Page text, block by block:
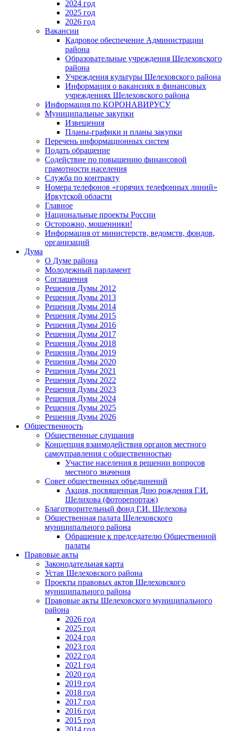
2024 год
2025 год
2026 год
Вакансии
Кадровое обеспечение Администрации
района
Образовательные учреждения Шелеховского
района
Учреждения культуры Шелеховского района
Информация о вакансиях в финансовых
учреждениях Шелеховского района
Информация по КОРОНАВИРУСУ
Муниципальные закупки
Извещения
Планы-графики и планы закупки
Перечень информационных систем
Подать обращение
Содействие по повышению финансовой
грамотности населения
Служба по контракту
Номера телефонов «горячих телефонных линий»
Иркутской области
Главное
Национальные проекты России
Осторожно, мошенники!
Информация от министерств, ведомств, фондов,
организаций
Дума
О Думе района
Молодежный парламент
Соглашения
Решения Думы 2012
Решения Думы 2013
Решения Думы 2014
Решения Думы 2015
Решения Думы 2016
Решения Думы 2017
Решения Думы 2018
Решения Думы 2019
Решения Думы 2020
Решения Думы 2021
Решения Думы 2022
Решения Думы 2023
Решения Думы 2024
Решения Думы 2025
Решения Думы 2026
Общественность
Общественные слушания
Концепция взаимодействия органов местного
самоуправления с общественностью
Участие населения в решении вопросов
местного значения
Совет общественных объединений
Акция, посвященная Дню рождения Г.И.
Шелихова (фоторепортаж)
Благотворительный фонд Г.И. Шелехова
Общественная палата Шелеховского
муниципального района
Обращение к председателю Общественной
палаты
Правовые акты
Законодательная карта
Устав Шелеховского района
Проекты правовых актов Шелеховского
муниципального района
Правовые акты Шелеховского муниципального
района
2026 год
2025 год
2024 год
2023 год
2022 год
2021 год
2020 год
2019 год
2018 год
2017 год
2016 год
2015 год
2014 год